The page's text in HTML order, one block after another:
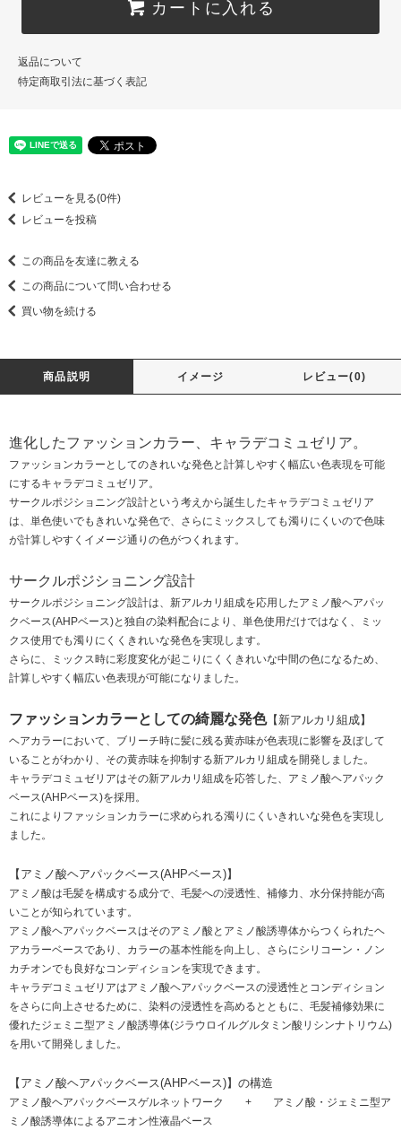
カートに入れる
返品について
特定商取引法に基づく表記
レビューを見る(0件)
レビューを投稿
この商品を友達に教える
この商品について問い合わせる
買い物を続ける
商品説明 イメージ レビュー(0)
進化したファッションカラー、キャラデコミュゼリア。
ファッションカラーとしてのきれいな発色と計算しやすく幅広い色表現を可能
にするキャラデコミュゼリア。
サークルポジショニング設計という考えから誕生したキャラデコミュゼリア
は、単色使いでもきれいな発色で、さらにミックスしても濁りにくいので色味
が計算しやすくイメージ通りの色がつくれます。
サークルポジショニング設計
サークルポジショニング設計は、新アルカリ組成を応用したアミノ酸ヘアパッ
クベース(AHPベース)と独自の染料配合により、単色使用だけではなく、ミッ
クス使用でも濁りにくくきれいな発色を実現します。
さらに、ミックス時に彩度変化が起こりにくくきれいな中間の色になるため、
計算しやすく幅広い色表現が可能になりました。
ファッションカラーとしての綺麗な発色【新アルカリ組成】
ヘアカラーにおいて、ブリーチ時に髪に残る黄赤味が色表現に影響を及ぼして
いることがわかり、その黄赤味を抑制する新アルカリ組成を開発しました。
キャラデコミュゼリアはその新アルカリ組成を応答した、アミノ酸ヘアパック
ベース(AHPベース)を採用。
これによりファッションカラーに求められる濁りにくいきれいな発色を実現し
ました。
【アミノ酸ヘアパックベース(AHPベース)】
アミノ酸は毛髪を構成する成分で、毛髪への浸透性、補修力、水分保持能が高
いことが知られています。
アミノ酸ヘアパックベースはそのアミノ酸とアミノ酸誘導体からつくられたヘ
アカラーベースであり、カラーの基本性能を向上し、さらにシリコーン・ノン
カチオンでも良好なコンディションを実現できます。
キャラデコミュゼリアはアミノ酸ヘアパックベースの浸透性とコンディション
をさらに向上させるために、染料の浸透性を高めるとともに、毛髪補修効果に
優れたジェミニ型アミノ酸誘導体(ジラウロイルグルタミン酸リシンナトリウム)
を用いて開発しました。
【アミノ酸ヘアパックベース(AHPベース)】の構造
アミノ酸ヘアパックベースゲルネットワーク + アミノ酸・ジェミニ型ア
ミノ酸誘導体によるアニオン性液晶ベース